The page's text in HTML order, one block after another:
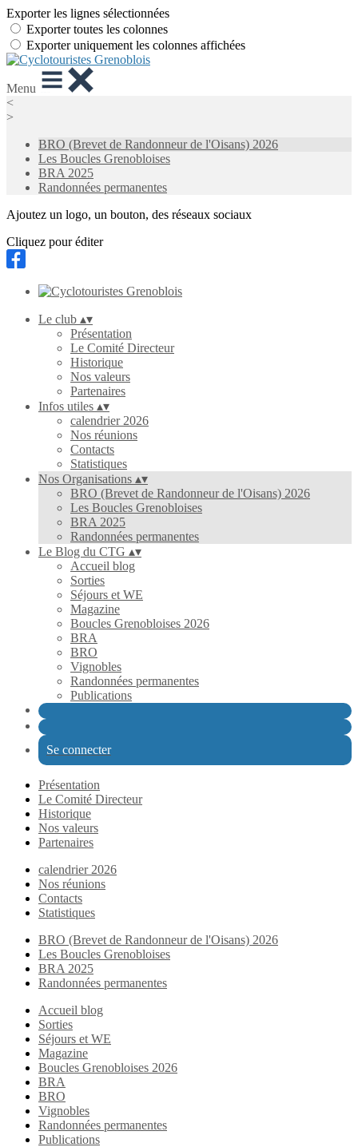
Exporter les lignes sélectionnées
Exporter toutes les colonnes
Exporter uniquement les colonnes affichées
Menu
<
>
BRO (Brevet de Randonneur de l'Oisans) 2026
Les Boucles Grenobloises
BRA 2025
Randonnées permanentes
Ajoutez un logo, un bouton, des réseaux sociaux
Cliquez pour éditer
Le club ▴▾
Présentation
Le Comité Directeur
Historique
Nos valeurs
Partenaires
Infos utiles ▴▾
calendrier 2026
Nos réunions
Contacts
Statistiques
Nos Organisations ▴▾
BRO (Brevet de Randonneur de l'Oisans) 2026
Les Boucles Grenobloises
BRA 2025
Randonnées permanentes
Le Blog du CTG ▴▾
Accueil blog
Sorties
Séjours et WE
Magazine
Boucles Grenobloises 2026
BRA
BRO
Vignobles
Randonnées permanentes
Publications
Se connecter
Présentation
Le Comité Directeur
Historique
Nos valeurs
Partenaires
calendrier 2026
Nos réunions
Contacts
Statistiques
BRO (Brevet de Randonneur de l'Oisans) 2026
Les Boucles Grenobloises
BRA 2025
Randonnées permanentes
Accueil blog
Sorties
Séjours et WE
Magazine
Boucles Grenobloises 2026
BRA
BRO
Vignobles
Randonnées permanentes
Publications